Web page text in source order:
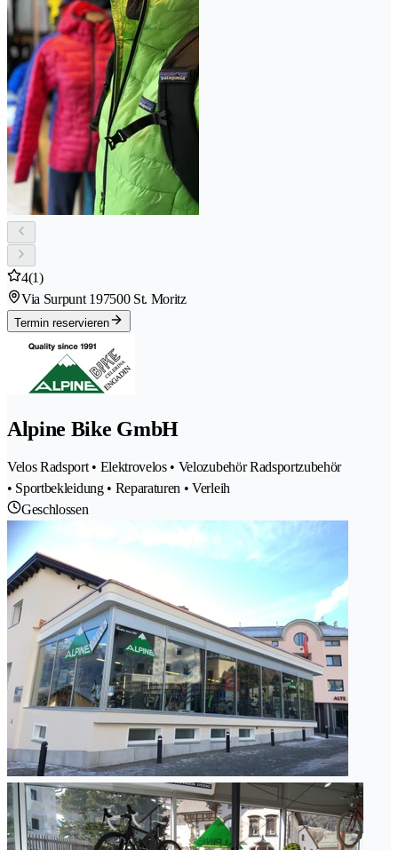
4(1)
Via Surpunt 197500 St. Moritz
Termin reservieren
Alpine Bike GmbH
Velos Radsport • Elektrovelos • Velozubehör Radsportzubehör
• Sportbekleidung • Reparaturen • Verleih
Geschlossen